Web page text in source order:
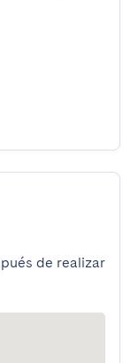
de realizar